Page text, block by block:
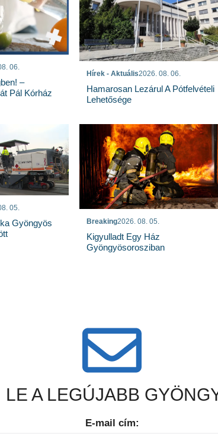
06.
–
Pál Kórház
Hírek - Aktuális2026. 08. 06.
Hamarosan Lezárul A Pótfelvételi
Lehetősége
05.
Gyöngyös
Breaking2026. 08. 05.
Kigyulladt Egy Ház
Gyöngyösorosziban
A LEGÚJABB
E-mail cím: